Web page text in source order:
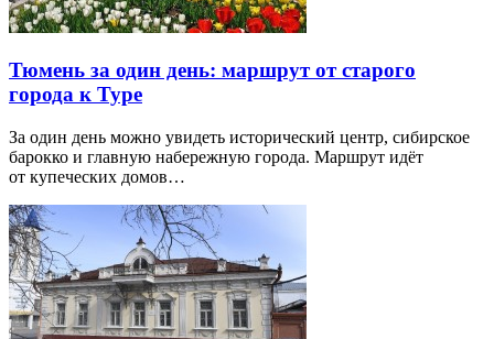
Тюмень за один день: маршрут от старого
города к Туре
За один день можно увидеть исторический центр, сибирское
барокко и главную набережную города. Маршрут идёт
от купеческих домов…